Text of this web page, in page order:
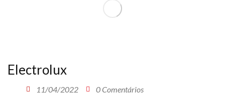
Electrolux
11/04/2022 0 Comentários